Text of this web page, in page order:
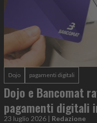
Dojo pagamenti digitali
Dojo e Bancomat
pagamenti digitali
23 luglio 2026 | Redazione